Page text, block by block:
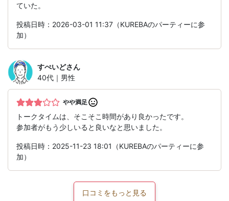
ていた。
投稿日時：2026-03-01 11:37（KUREBAのパーティーに参
加）
すぺいどさん
40代｜男性
やや満足
トークタイムは、そこそこ時間があり良かったです。
参加者がもう少しいると良いなと思いました。
投稿日時：2025-11-23 18:01（KUREBAのパーティーに参
加）
口コミをもっと見る